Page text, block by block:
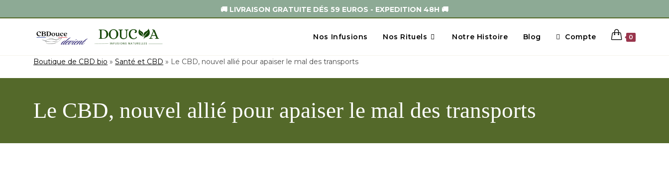
🚚 LIVRAISON GRATUITE DÉS 59 EUROS - EXPEDITION 48H 🚚
Nos Infusions Nos Rituels Notre Histoire Blog Compte 0
Boutique de CBD bio »Santé et CBD » Le CBD, nouvel allié pour apaiser le mal des transports
Le CBD, nouvel allié pour apaiser le mal des transports